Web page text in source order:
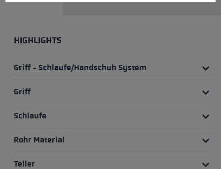
HIGHLIGHTS
Griff - Schlaufe/Handschuh System
Griff
Schlaufe
Rohr Material
Teller